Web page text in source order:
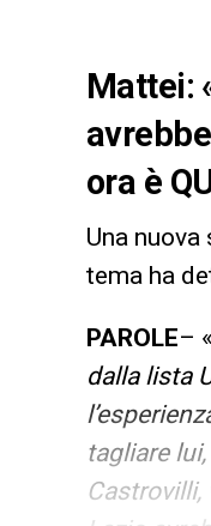
Mattei:
ora è
Una
tema ha
PAROLE– «
dalla lista
tagliare